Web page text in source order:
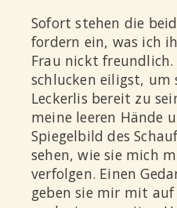
Sofort stehen die
fordern ein, was ich
Frau nickt
schlucken eiligst,
Leckerlis bereit zu
meine leeren Hände
Spiegelbild des
sehen, wie sie mich
verfolgen. Einen
geben sie mir mit auf